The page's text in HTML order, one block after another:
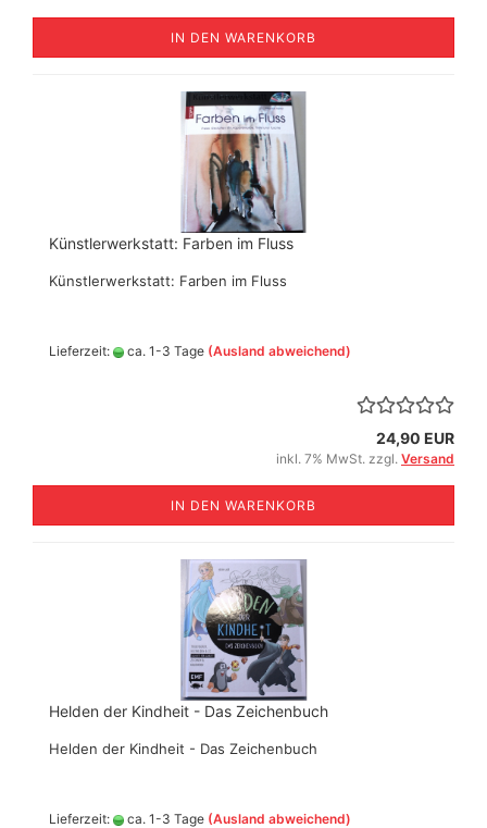
IN DEN WARENKORB
Künstlerwerkstatt: Farben im Fluss
Künstlerwerkstatt: Farben im Fluss
Lieferzeit: ca. 1-3 Tage (Ausland abweichend)
24,90 EUR
inkl. 7% MwSt. zzgl. Versand
IN DEN WARENKORB
Helden der Kindheit - Das Zeichenbuch
Helden der Kindheit - Das Zeichenbuch
Lieferzeit: ca. 1-3 Tage (Ausland abweichend)